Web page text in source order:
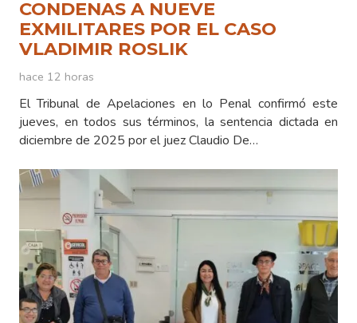
CONDENAS A NUEVE
EXMILITARES POR EL CASO
VLADIMIR ROSLIK
hace 12 horas
El Tribunal de Apelaciones en lo Penal confirmó este
jueves, en todos sus términos, la sentencia dictada en
diciembre de 2025 por el juez Claudio De…